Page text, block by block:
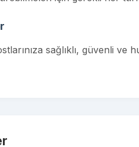
sağlıklı, güvenli ve